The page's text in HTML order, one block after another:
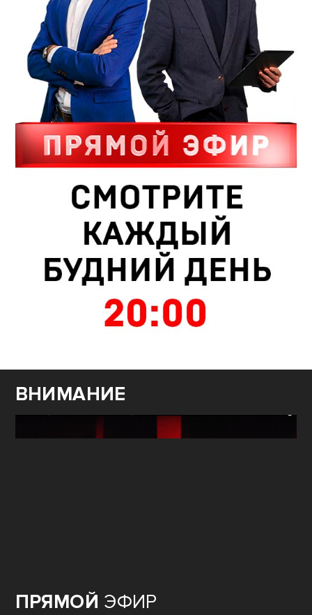
ВНИМАНИЕ
ПРЯМОЙ ЭФИР